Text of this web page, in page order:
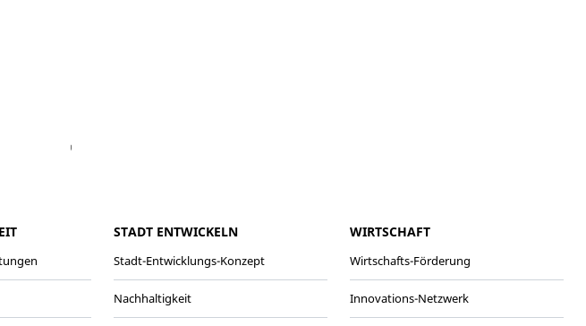
Youtube
STADT ENTWICKELN
Stadt-Entwicklungs-Konzept
Nachhaltigkeit
WIRTSCHAFT
Wirtschafts-Förderung
Innovations-Netzwerk